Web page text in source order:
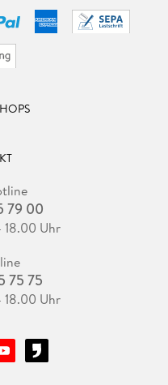
79 00
18.00 Uhr
75 75
18.00 Uhr